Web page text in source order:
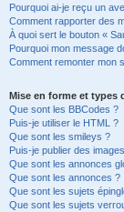
Pourquoi ai-je reçu un
Comment rapporter des
À quoi sert le bouton «
Pourquoi mon message
Comment remonter mon
Mise en forme et types
Que sont les BBCodes ?
Puis-je utiliser le HTML ?
Que sont les smileys ?
Puis-je publier des
Que sont les annonces
Que sont les annonces ?
Que sont les sujets
Que sont les sujets